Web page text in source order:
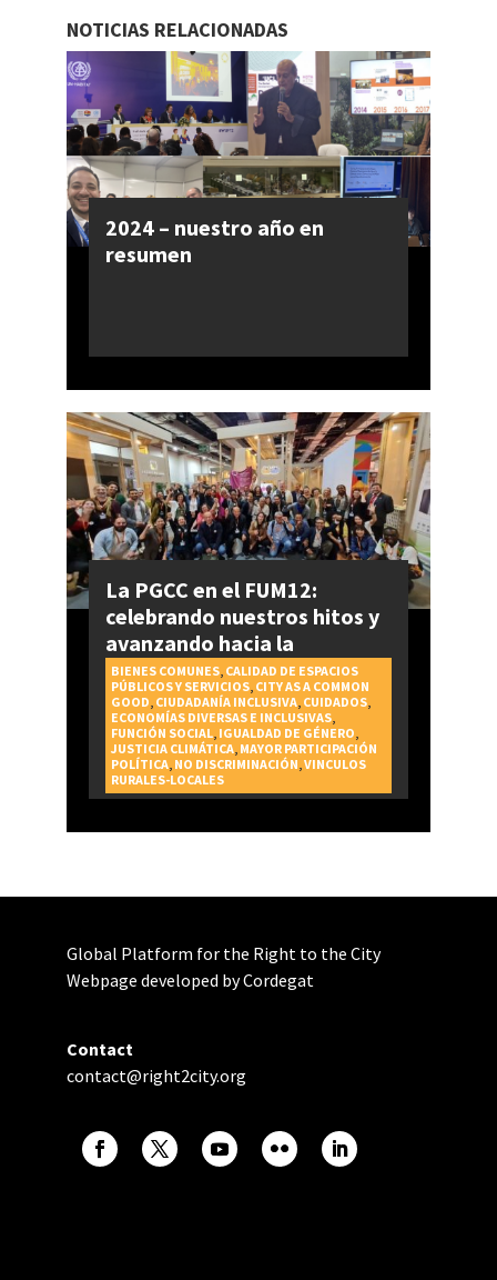
NOTICIAS RELACIONADAS
2024 – nuestro año en
resumen
La PGCC en el FUM12:
celebrando nuestros hitos y
avanzando hacia la
realización del Derecho a la
Ciudad
BIENES COMUNES, CALIDAD DE ESPACIOS
PÚBLICOS Y SERVICIOS, CITY AS A COMMON
GOOD, CIUDADANÍA INCLUSIVA, CUIDADOS,
ECONOMÍAS DIVERSAS E INCLUSIVAS,
FUNCIÓN SOCIAL, IGUALDAD DE GÉNERO,
JUSTICIA CLIMÁTICA, MAYOR PARTICIPACIÓN
POLÍTICA, NO DISCRIMINACIÓN,VINCULOS
RURALES-LOCALES
Global Platform for the Right to the City
Webpage developed by Cordegat
Contact
contact@right2city.org